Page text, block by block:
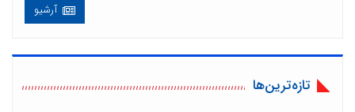
آرشیو
تازه‌ترین‌ها